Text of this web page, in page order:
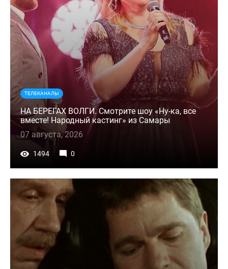
ТЕЛЕКАНАЛЫ
НА БЕРЕГАХ ВОЛГИ. Смотрите шоу «Ну-ка, все
вместе! Народный кастинг» из Самары
07 августа, 2026
1494 0